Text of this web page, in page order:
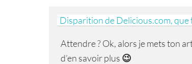
Disparition de Delicious.com, que
Attendre ? Ok, alors je mets ton
d’en savoir plus 😉